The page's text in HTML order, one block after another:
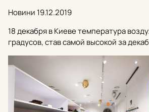
Новини 19.12.2019
18 декабря в Киеве температура
градусов, став самой высокой за